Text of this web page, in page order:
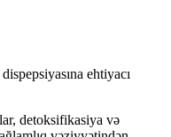
ehtiyacı
detoksifikasiya və